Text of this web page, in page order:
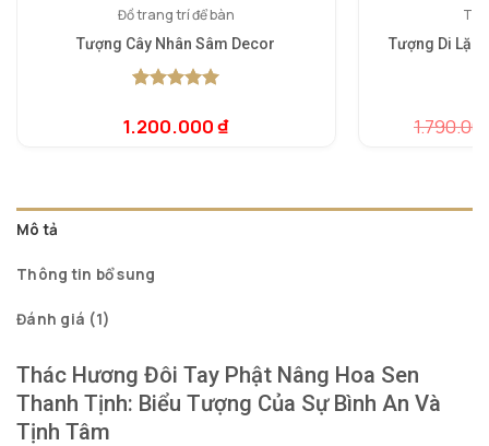
Đồ trang trí để bàn
Tượng Cây Nhân Sâm Decor
dựa trên
đánh giá
1.200.000₫
Tượng Di Lặc
Mô tả
Thông tin bổ sung
Đánh giá (1)
Thác Hương Đôi Tay Phật Nâng Hoa Sen
Thanh Tịnh: Biểu Tượng Của Sự Bình An Và
Tịnh Tâm